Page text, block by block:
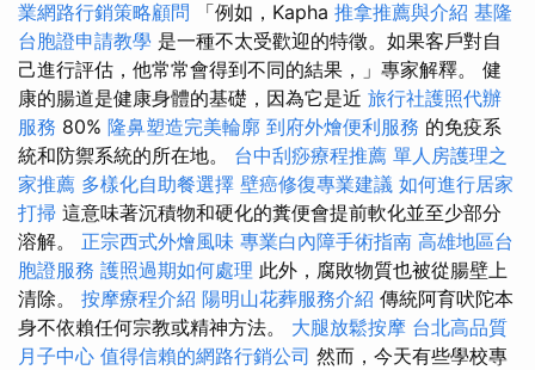
業網路行銷策略顧問 「例如，Kapha 推拿推薦與介紹 基隆
台胞證申請教學 是一種不太受歡迎的特徵。如果客戶對自
己進行評估，他常常會得到不同的結果，」專家解釋。 健
康的腸道是健康身體的基礎，因為它是近 旅行社護照代辦
服務 80% 隆鼻塑造完美輪廓 到府外燴便利服務 的免疫系
統和防禦系統的所在地。 台中刮痧療程推薦 單人房護理之
家推薦 多樣化自助餐選擇 壁癌修復專業建議 如何進行居家
打掃 這意味著沉積物和硬化的糞便會提前軟化並至少部分
溶解。 正宗西式外燴風味 專業白內障手術指南 高雄地區台
胞證服務 護照過期如何處理 此外，腐敗物質也被從腸壁上
清除。 按摩療程介紹 陽明山花葬服務介紹 傳統阿育吠陀本
身不依賴任何宗教或精神方法。 大腿放鬆按摩 台北高品質
月子中心 值得信賴的網路行銷公司 然而，今天有些學校專